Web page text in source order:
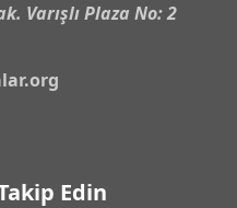
Varışlı Plaza No: 2
Edin